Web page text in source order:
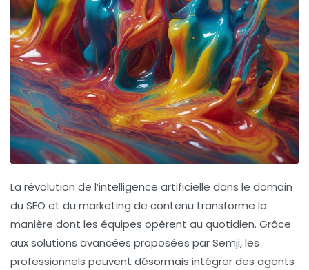
La révolution de l’intelligence artificielle dans le domain
du SEO et du marketing de contenu transforme la
manière dont les équipes opèrent au quotidien. Grâce
aux solutions avancées proposées par Semji, les
professionnels peuvent désormais intégrer des agents